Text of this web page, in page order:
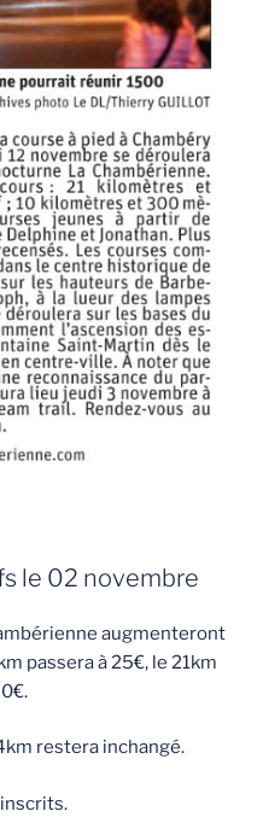
le 02 novembre
augmenteront
passera à 25€, le 21km
restera inchangé.